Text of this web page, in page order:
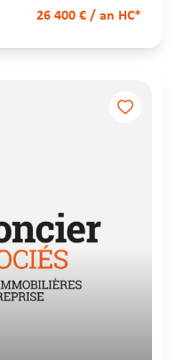
26 400 € / an HC*